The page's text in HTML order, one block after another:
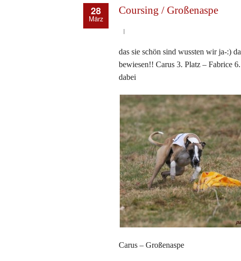
28
März
Coursing / Großenaspe
das sie schön sind wussten wir ja-:)
bewiesen!! Carus 3. Platz – Fabrice
dabei
Carus – Großenaspe